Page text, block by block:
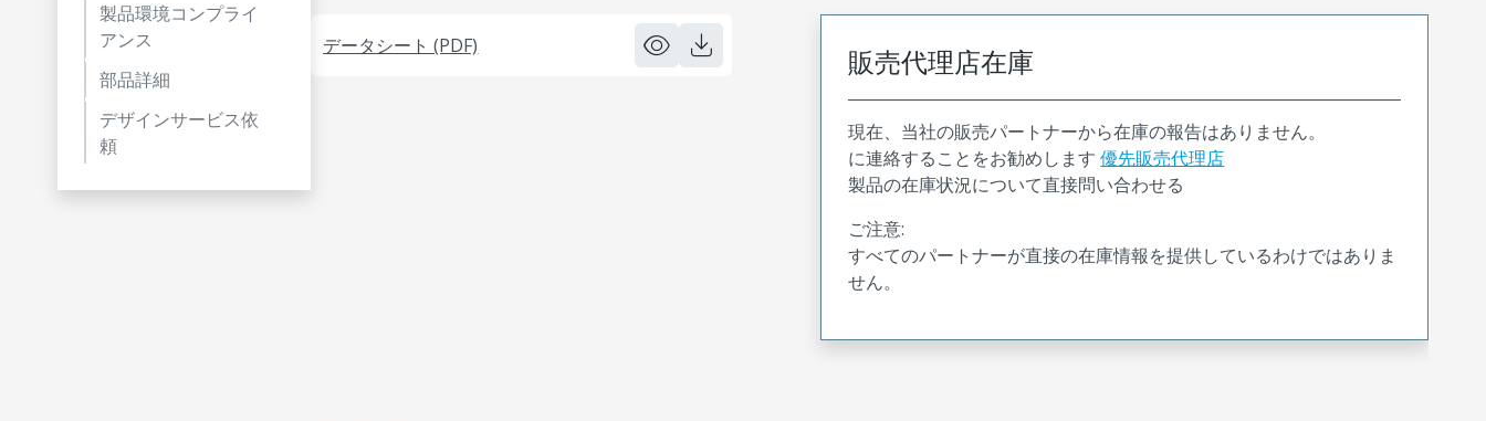
製品環境コンプライ
アンス
部品詳細
デザインサービス依
頼
データシート (PDF) 販売代理店在庫
現在、当社の販売パートナーから在庫の報告はありません。
に連絡することをお勧めします 優先販売代理店
製品の在庫状況について直接問い合わせる
ご注意:
すべてのパートナーが直接の在庫情報を提供しているわけではありま
せん。